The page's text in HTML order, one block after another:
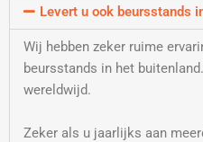
Levert u ook beursstands
Wij hebben zeker ruime
beursstands in het
wereldwijd.
Zeker als u jaarlijks aan